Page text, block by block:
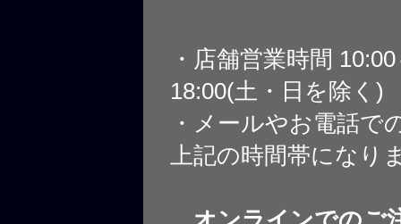
・店舗営業時間
18:00(土・日を除く)
・メールやお電話で
上記の時間帯になり